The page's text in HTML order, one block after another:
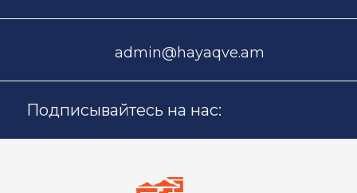
admin@hayaqve.am
Подписывайтесь на нас: